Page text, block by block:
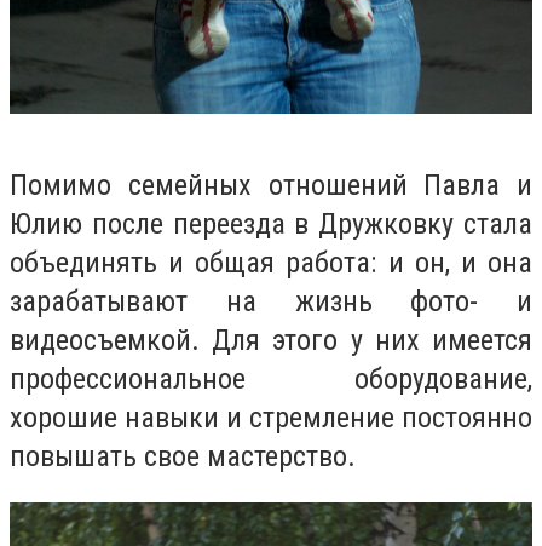
Помимо семейных отношений Павла и
Юлию после переезда в Дружковку стала
объединять и общая работа: и он, и она
зарабатывают на жизнь фото- и
видеосъемкой. Для этого у них имеется
профессиональное оборудование,
хорошие навыки и стремление постоянно
повышать свое мастерство.